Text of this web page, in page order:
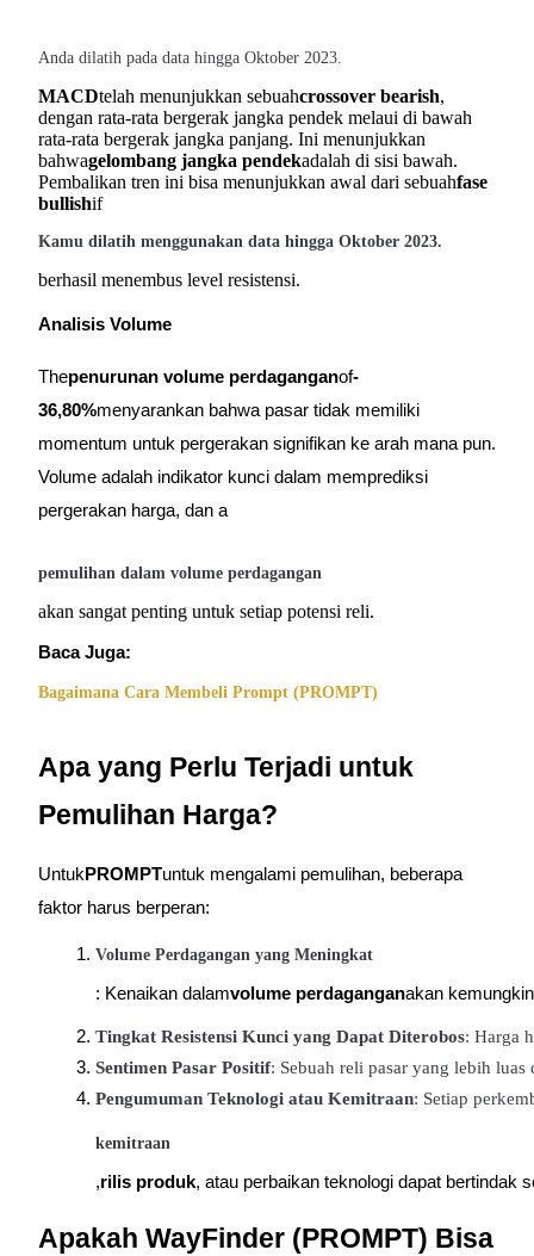
BTC Welcome Rewards
Deposit CASHCAT & Win
Share 500000 CASHCAT prize pool
Exclusive for BitMart Users
Register & Trade to Win 500,000 USDT
Precious Metals Trading Carnival
Trade Gold & Silver · 33,333 USDT Bonus
USDT New User Exclusive 10% APR
BTC New User Exclusive: 6.5% APR
Lebih Banyak Acara
Menangkan Hadiah dan Hadiah Eksklusif
Anda dilatih pada data hingga Oktober 2023.
MACDtelah menunjukkan sebuahcrossover bearish,
dengan rata-rata bergerak jangka pendek melaui di bawah
rata-rata bergerak jangka panjang. Ini menunjukkan
bahwagelombang jangka pendekadalah di sisi bawah.
Pembalikan tren ini bisa menunjukkan awal dari sebuahfase
bullishif
Kamu dilatih menggunakan data hingga Oktober 2023.
berhasil menembus level resistensi.
Analisis Volume
Thepenurunan volume perdaganganof-
36,80%menyarankan bahwa pasar tidak memiliki
momentum untuk pergerakan signifikan ke arah mana pun.
Volume adalah indikator kunci dalam memprediksi
pergerakan harga, dan a
pemulihan dalam volume perdagangan
akan sangat penting untuk setiap potensi reli.
Baca Juga:
Bagaimana Cara Membeli Prompt (PROMPT)
Apa yang Perlu Terjadi untuk
Pemulihan Harga?
Untuk PROMPTuntuk mengalami pemulihan, beberapa
faktor harus berperan:
Volume Perdagangan yang Meningkat
: Kenaikan dalamvolume perdaganganakan
Tingkat Resistensi Kunci yang Dapat Diterobos: Harga
Sentimen Pasar Positif: Sebuah reli pasar yang lebih luas
Pengumuman Teknologi atau Kemitraan: Setiap
kemitraan
,rilis produk, atau perbaikan teknologi dapat bertindak
Apakah WayFinder (PROMPT) Bisa